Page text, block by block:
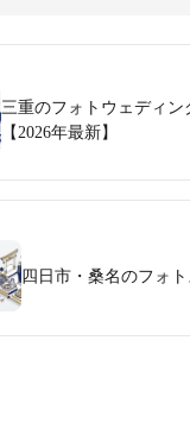
三重のフォトウェディン
【2026年最新】
四日市・桑名のフォ